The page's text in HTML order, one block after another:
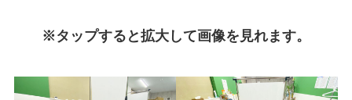
※タップすると拡大して画像を見れます。